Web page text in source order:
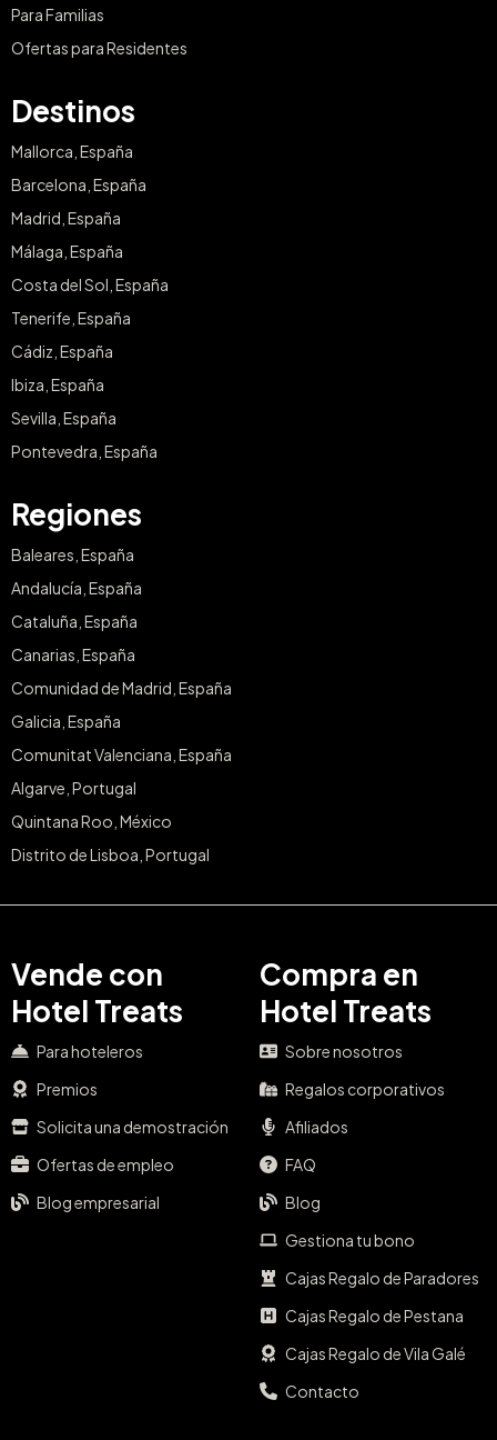
Para Familias
Ofertas para Residentes
Destinos
Mallorca, España
Barcelona, España
Madrid, España
Málaga, España
Costa del Sol, España
Tenerife, España
Cádiz, España
Ibiza, España
Sevilla, España
Pontevedra, España
Regiones
Baleares, España
Andalucía, España
Cataluña, España
Canarias, España
Comunidad de Madrid, España
Galicia, España
Comunitat Valenciana, España
Algarve, Portugal
Quintana Roo, México
Distrito de Lisboa, Portugal
Vende con
Hotel Treats
Para hoteleros
Premios
Solicita una demostración
Ofertas de empleo
Blog empresarial
Compra en
Hotel Treats
Sobre nosotros
Regalos corporativos
Afiliados
FAQ
Blog
Gestiona tu bono
Cajas Regalo de Paradores
Cajas Regalo de Pestana
Cajas Regalo de Vila Galé
Contacto